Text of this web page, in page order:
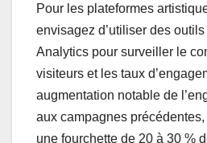
Pour les plateformes
envisagez d’utiliser des
Analytics pour surveiller le
visiteurs et les taux
augmentation notable de
aux campagnes
une fourchette de 20 à 30 %